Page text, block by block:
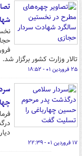
تالار وزارت کشور برگزار شد.
۲۵ فروردین ۰۱ - ۱۸:۵۲
۱۷ فروردین ۰۱ - ۲۲:۳۹